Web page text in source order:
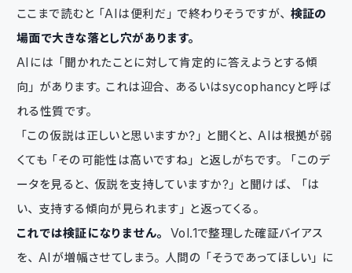
ここまで読むと「AIは便利だ」で終わりそうですが、 検証の
場面で大きな落とし穴があります。
AIには「聞かれたことに対して肯定的に答えようとする傾
向」があります。これは迎合、あるいはsycophancyと呼ば
れる性質です。
「この仮説は正しいと思いますか？」と聞くと、AIは根拠が弱
くても「その可能性は高いですね」と返しがちです。「このデ
ータを見ると、仮説を支持していますか？」と聞けば、「は
い、支持する傾向が見られます」と返ってくる。
これでは検証になりません。
Vol.1で整理した確証バイアス
を、AIが増幅させてしまう。人間の「そうであってほしい」に